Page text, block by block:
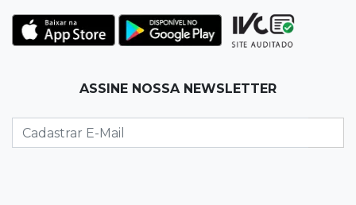
22:42Resumão
Palmeiras e Vasco confirmam vagas nas
Eleitorado aprova teste da urna, mas diz que
colinha será "fundamental"
ASSINE NOSSA NEWSLETTER